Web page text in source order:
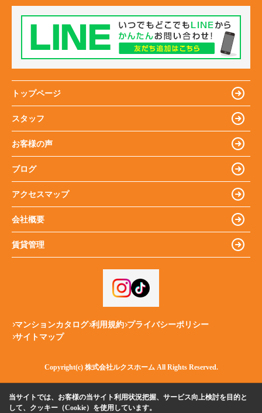
トップページ
スタッフ
お客様の声
ブログ
アクセスマップ
会社概要
賃貸管理
マンションカタログ 利用規約 プライバシーポリシー
サイトマップ
Copyright(c) 株式会社ルクスホーム All Rights Reserved.
当サイトでは、お客様の当サイト利用状況把握、サービス向上検討を目的と
して、クッキー（Cookie）を使用しています。